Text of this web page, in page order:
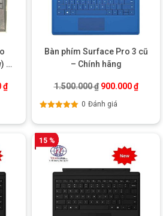
–
3.200.000 ₫.
₫Giá hiện tại là: 2.400.000 ₫.
Bàn phím Surface Pro 3 cũ
– Chính hãng
1.500.000₫ Giá gốc là:
900.000₫Giá
0 Đánh giá
15 %